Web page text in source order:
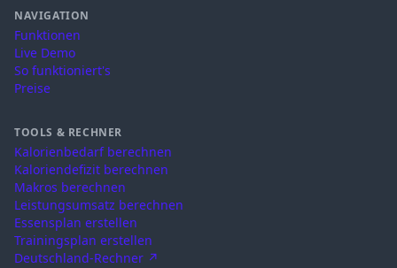
NAVIGATION
Funktionen
Live Demo
So funktioniert's
Preise
TOOLS & RECHNER
Kalorienbedarf berechnen
Kaloriendefizit berechnen
Makros berechnen
Leistungsumsatz berechnen
Essensplan erstellen
Trainingsplan erstellen
Deutschland-Rechner ↗